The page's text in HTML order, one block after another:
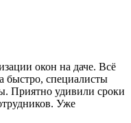
окон на даче. Всё
быстро, специалисты
Приятно удивили сроки
Уже